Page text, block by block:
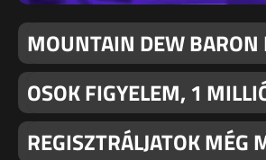
MOUNTAIN DEW BARON
OSOK FIGYELEM, 1
REGISZTRÁLJATOK MÉG